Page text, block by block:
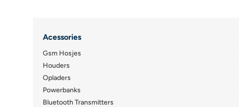
Acessories
Gsm Hosjes
Houders
Opladers
Powerbanks
Bluetooth Transmitters